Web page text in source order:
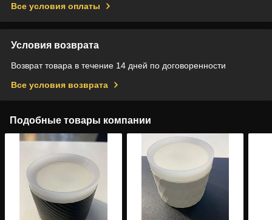
Все условия оплаты
Условия возврата
Возврат товара в течение 14 дней по договоренности
Все условия возврата
Подобные товары компании